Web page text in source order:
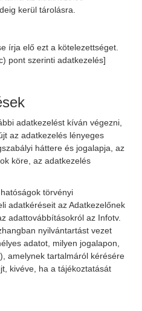
kerül tárolásra.
írja elő ezt a kötelezettséget.
pont szerinti adatkezelés]
adatkezelést kíván végezni,
az adatkezelés lényeges
háttere és jogalapja, az
köre, az adatkezelés
törvényi
adatkéréseit az Adatkezelőnek
adattovábbításokról az Infotv.
nyilvántartást vezet
adatot, milyen jogalapon,
amelynek tartalmáról kérésére
kivéve, ha a tájékoztatását